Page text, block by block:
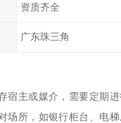
资质齐全
广东珠三角
宿主或媒介，需要定期
场所，如银行柜台、电